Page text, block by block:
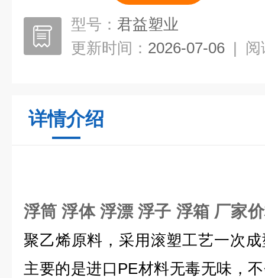
型号： 君益塑业
更新时间： 2026-07-06 | 阅
详情介绍
浮筒 浮体 浮漂 浮子 浮箱 厂家
聚乙烯原料，采用滚塑工艺一次
主要的是进口PE材料无毒无味，